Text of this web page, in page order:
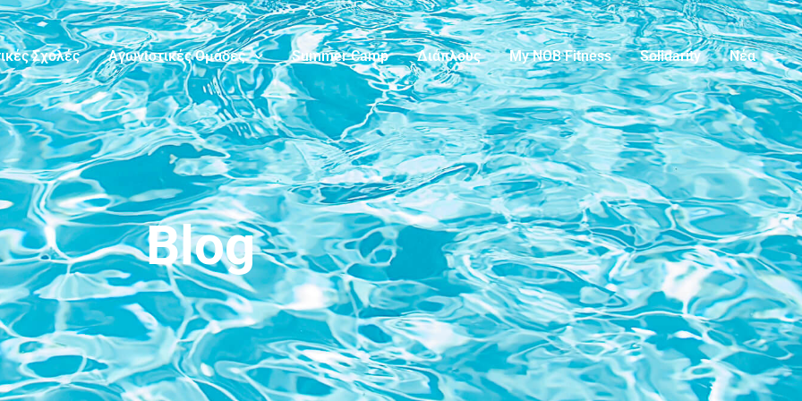
Σχολές Αγωνιστικές Ομάδες Summer Camp Διάπλους My NOB Fitness Solidarity
Νέα
Blog